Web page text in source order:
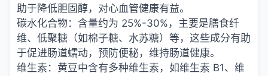
助于降低胆固醇，对心血管健康有益。
碳水化合物：含量约为 25%-30%，主要是膳食纤
维、低聚糖（如棉子糖、水苏糖）等，这些成分有助
于促进肠道蠕动，预防便秘，维持肠道健康。
维生素：黄豆中含有多种维生素，如维生素 B1、维